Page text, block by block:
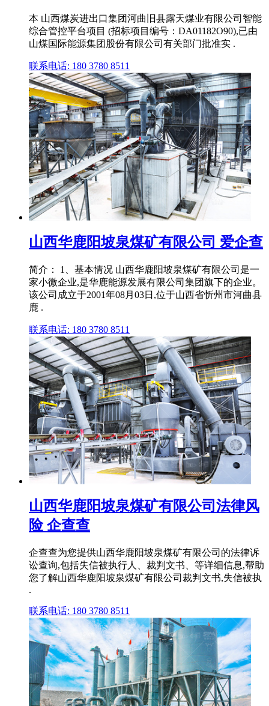
本 山西煤炭进出口集团河曲旧县露天煤业有限公司智能
综合管控平台项目 (招标项目编号：DA01182O90),已由
山煤国际能源集团股份有限公司有关部门批准实 .
联系电话: 180 3780 8511
山西华鹿阳坡泉煤矿有限公司 爱企查
简介： 1、基本情况 山西华鹿阳坡泉煤矿有限公司是一
家小微企业,是华鹿能源发展有限公司集团旗下的企业。
该公司成立于2001年08月03日,位于山西省忻州市河曲县
鹿 .
联系电话: 180 3780 8511
山西华鹿阳坡泉煤矿有限公司法律风
险 企查查
企查查为您提供山西华鹿阳坡泉煤矿有限公司的法律诉
讼查询,包括失信被执行人、裁判文书、等详细信息,帮助
您了解山西华鹿阳坡泉煤矿有限公司裁判文书,失信被执
.
联系电话: 180 3780 8511